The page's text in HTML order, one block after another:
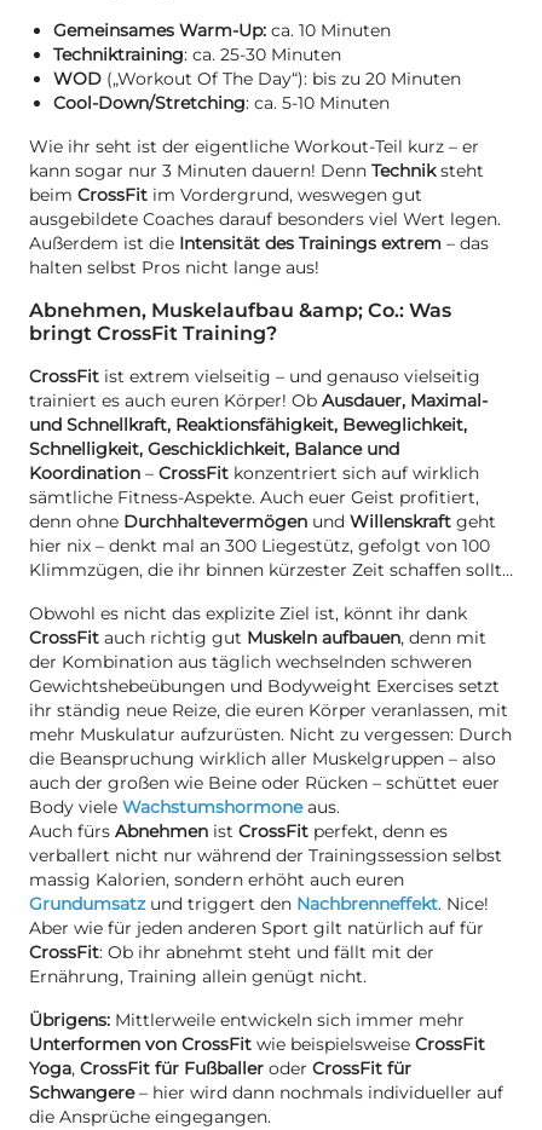
Gemeinsames Warm-Up: ca. 10 Minuten
Techniktraining: ca. 25-30 Minuten
WOD („Workout Of The Day“): bis zu 20 Minuten
Cool-Down/Stretching: ca. 5-10 Minuten
Wie ihr seht ist der eigentliche Workout-Teil kurz – er
kann sogar nur 3 Minuten dauern! Denn Techniksteht
beim CrossFit im Vordergrund, weswegen gut
ausgebildete Coaches darauf besonders viel Wert legen.
Außerdem ist die Intensität des Trainings extrem – das
halten selbst Pros nicht lange aus!
Abnehmen, Muskelaufbau &amp; Co.: Was
bringt CrossFit Training?
CrossFit ist extrem vielseitig – und genauso vielseitig
trainiert es auch euren Körper! Ob Ausdauer, Maximal-
und Schnellkraft, Reaktionsfähigkeit, Beweglichkeit,
Schnelligkeit, Geschicklichkeit, Balance und
Koordination – CrossFit konzentriert sich auf wirklich
sämtliche Fitness-Aspekte. Auch euer Geist profitiert,
denn ohne Durchhaltevermögen und Willenskraft geht
hier nix – denkt mal an 300 Liegestütz, gefolgt von 100
Klimmzügen, die ihr binnen kürzester Zeit schaffen sollt…
Obwohl es nicht das explizite Ziel ist, könnt ihr dank
CrossFit auch richtig gut Muskeln aufbauen, denn mit
der Kombination aus täglich wechselnden schweren
Gewichtshebeübungen und Bodyweight Exercises setzt
ihr ständig neue Reize, die euren Körper veranlassen, mit
mehr Muskulatur aufzurüsten. Nicht zu vergessen: Durch
die Beanspruchung wirklich aller Muskelgruppen – also
auch der großen wie Beine oder Rücken – schüttet euer
Body viele Wachstumshormoneaus.
Auch fürs Abnehmen ist CrossFit perfekt, denn es
verballert nicht nur während der Trainingssession selbst
massig Kalorien, sondern erhöht auch euren
Grundumsatz und triggert den Nachbrenneffekt. Nice!
Aber wie für jeden anderen Sport gilt natürlich auf für
CrossFit: Ob ihr abnehmt steht und fällt mit der
Ernährung, Training allein genügt nicht.
Übrigens: Mittlerweile entwickeln sich immer mehr
Unterformen von CrossFit wie beispielsweise CrossFit
Yoga, CrossFit für Fußballer oder CrossFit für
Schwangere– hier wird dann nochmals individueller auf
die Ansprüche eingegangen.